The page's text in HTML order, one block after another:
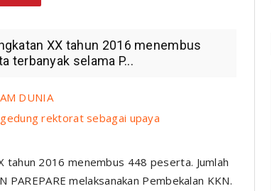
XX tahun 2016 menembus
terbanyak selama P...
DUNIA
rektorat sebagai upaya
tahun 2016 menembus 448 peserta. Jumlah
melaksanakan Pembekalan KKN.